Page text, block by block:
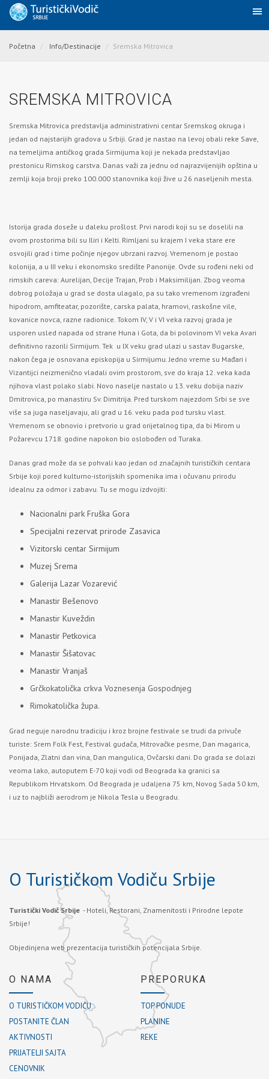
Početna Info/Destinacije Sremska Mitrovica
SREMSKA MITROVICA
Sremska Mitrovica predstavlja administrativni centar Sremskog okruga i
jedan od najstarijih gradova u Srbiji. Grad je nastao na levoj obali reke Save,
na temeljima antičkog grada Sirmijuma koji je nekada predstavljao
prestonicu Rimskog carstva. Danas važi za jednu od najrazvijenijih opština u
zemlji koja broji preko 100.000 stanovnika koji žive u 26 naseljenih mesta.
Istorija grada doseže u daleku prošlost. Prvi narodi koji su se doselili na
ovom prostorima bili su Iliri i Kelti. Rimljani su krajem I veka stare ere
osvojili grad i time počinje njegov ubrzani razvoj. Vremenom je postao
kolonija, a u III veku i ekonomsko središte Panonije. Ovde su rođeni neki od
rimskih careva: Aurelijan, Decije Trajan, Prob i Maksimilijan. Zbog veoma
dobrog položaja u grad se dosta ulagalo, pa su tako vremenom izgrađeni
hipodrom, amfiteatar, pozorište, carska palata, hramovi, raskošne vile,
kovanice novca, razne radionice. Tokom IV, V i VI veka razvoj grada je
usporen usled napada od strane Huna i Gota, da bi polovinom VI veka Avari
definitivno razorili Sirmijum. Tek u IX veku grad ulazi u sastav Bugarske,
nakon čega je osnovana episkopija u Sirmijumu. Jedno vreme su Mađari i
Vizantijci neizmenično vladali ovim prostorom, sve do kraja 12. veka kada
njihova vlast polako slabi. Novo naselje nastalo u 13. veku dobija naziv
Dmitrovica, po manastiru Sv. Dimitrija. Pred turskom najezdom Srbi se sve
više sa juga naseljavaju, ali grad u 16. veku pada pod tursku vlast.
Vremenom se obnovio i pretvorio u grad orijetalnog tipa, da bi Mirom u
Požarevcu 1718. godine napokon bio oslobođen od Turaka.
Danas grad može da se pohvali kao jedan od značajnih turističkih centara
Srbije koji pored kulturno-istorijskih spomenika ima i očuvanu prirodu
idealnu za odmor i zabavu. Tu se mogu izdvojiti:
Nacionalni park Fruška Gora
Specijalni rezervat prirode Zasavica
Vizitorski centar Sirmijum
Muzej Srema
Galerija Lazar Vozarević
Manastir Bešenovo
Manastir Kuveždin
Manastir Petkovica
Manastir Šišatovac
Manastir Vranjaš
Grčkokatolička crkva Voznesenja Gospodnjeg
Rimokatolička župa.
Grad neguje narodnu tradiciju i kroz brojne festivale se trudi da privuče
turiste: Srem Folk Fest, Festival gudača, Mitrovačke pesme, Dan magarica,
Ponijada, Zlatni dan vina, Dan mangulica, Ovčarski dani. Do grada se dolazi
veoma lako, autoputem E-70 koji vodi od Beograda ka granici sa
Republikom Hrvatskom. Od Beograda je udaljena 75 km, Novog Sada 50 km,
i uz to najbliži aerodrom je Nikola Tesla u Beogradu.
O Turističkom Vodiču Srbije
Turistički Vodič Srbije - Hoteli, Restorani, Znamenitosti i Prirodne lepote
Srbije!
Objedinjena web prezentacija turističkih potencijala Srbije.
O NAMA
O TURISTIČKOM VODIČU
POSTANITE ČLAN
AKTIVNOSTI
PRIJATELJI SAJTA
CENOVNIK
PREPORUKA
TOP PONUDE
PLANINE
REKE